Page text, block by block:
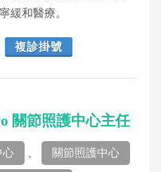
緩和醫療。
複診掛號
關節照護中心主任
心 關節照護中心